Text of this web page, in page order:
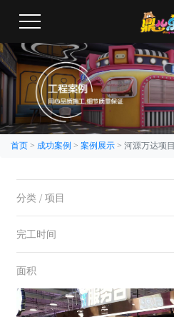
首页 > 成功案例 > 案例展示 > 河源万达项目
分类 / 项目
完工时间
面积